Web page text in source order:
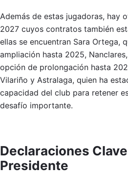
Además de estas jugadoras, hay
2027 cuyos contratos también
ellas se encuentran Sara Ortega,
ampliación hasta 2025,
opción de prolongación hasta
Vilariño y Astralaga, quien ha
capacidad del club para retener
desafío importante.
Declaraciones
Presidente